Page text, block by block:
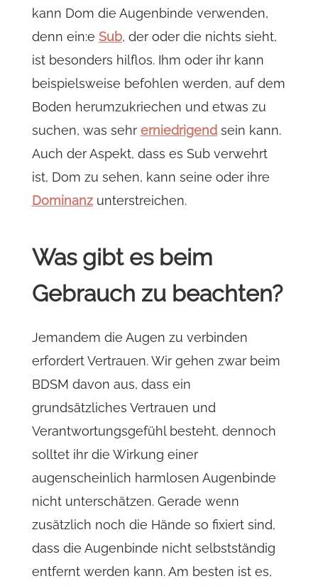
kann Dom die Augenbinde verwenden,
denn ein:e Sub, der oder die nichts sieht,
ist besonders hilflos. Ihm oder ihr kann
beispielsweise befohlen werden, auf dem
Boden herumzukriechen und etwas zu
suchen, was sehr erniedrigendsein kann.
Auch der Aspekt, dass es Sub verwehrt
ist, Dom zu sehen, kann seine oder ihre
Dominanzunterstreichen.
Was gibt es beim
Gebrauch zu beachten?
Jemandem die Augen zu verbinden
erfordert Vertrauen. Wir gehen zwar beim
BDSM davon aus, dass ein
grundsätzliches Vertrauen und
Verantwortungsgefühl besteht, dennoch
solltet ihr die Wirkung einer
augenscheinlich harmlosen Augenbinde
nicht unterschätzen. Gerade wenn
zusätzlich noch die Hände so fixiert sind,
dass die Augenbinde nicht selbstständig
entfernt werden kann. Am besten ist es,